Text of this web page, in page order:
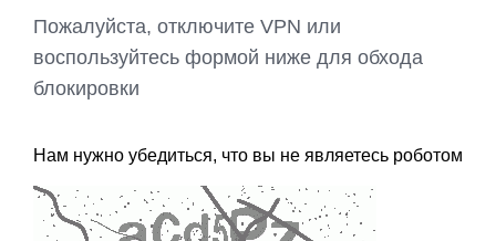
Пожалуйста, отключите VPN или
воспользуйтесь формой ниже для обхода
блокировки
Нам нужно убедиться, что вы не являетесь роботом